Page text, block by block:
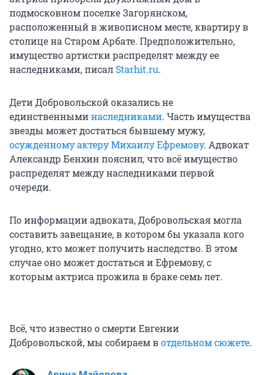
подмосковном поселке Загорянском,
расположенный в живописном месте, квартиру в
столице на Старом Арбате. Предположительно,
имущество артистки распределят между ее
наследниками, писал Starhit.ru.
Дети Добровольской оказались не
единственныминаследниками. Часть имущества
звезды может достаться бывшему мужу,
осужденному актеру Михаилу Ефремову. Адвокат
Александр Бенхин пояснил, что всё имущество
распределят между наследниками первой
очереди.
По информации адвоката, Добровольская могла
составить завещание, в котором бы указала кого
угодно, кто может получить наследство. В этом
случае оно может достаться и Ефремову, с
которым актриса прожила в браке семь лет.
Всё, что известно о смерти Евгении
Добровольской, мы собираем вотдельном сюжете.